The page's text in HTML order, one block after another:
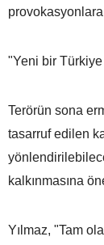
provokasyonlara
"Yeni bir Türkiye
Terörün sona
tasarruf edilen
kalkınmasına
Yılmaz, "Tam